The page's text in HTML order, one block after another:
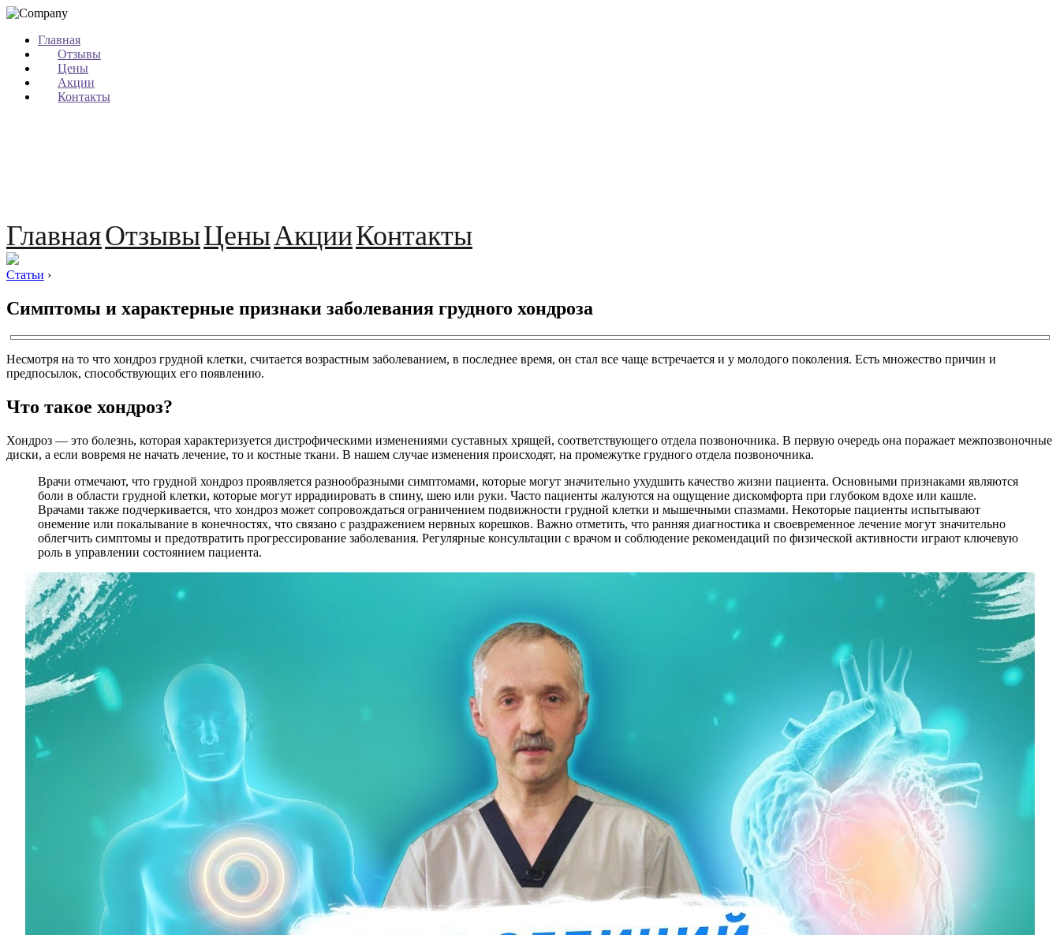
Главная
Отзывы
Цены
Акции
Контакты
ГлавнаяОтзывыЦеныАкцииКонтакты
Статьи ›
Симптомы и характерные признаки заболевания грудного хондроза
Несмотря на то что хондроз грудной клетки, считается возрастным заболеванием, в последнее время, он стал все чаще встречается и у молодого поколения. Есть множество причин и
предпосылок, способствующих его появлению.
Что такое хондроз?
Хондроз — это болезнь, которая характеризуется дистрофическими изменениями суставных хрящей, соответствующего отдела позвоночника. В первую очередь она поражает межпозвоночные
диски, а если вовремя не начать лечение, то и костные ткани. В нашем случае изменения происходят, на промежутке грудного отдела позвоночника.
Врачи отмечают, что грудной хондроз проявляется разнообразными симптомами, которые могут значительно ухудшить качество жизни пациента. Основными признаками являются
боли в области грудной клетки, которые могут иррадиировать в спину, шею или руки. Часто пациенты жалуются на ощущение дискомфорта при глубоком вдохе или кашле.
Врачами также подчеркивается, что хондроз может сопровождаться ограничением подвижности грудной клетки и мышечными спазмами. Некоторые пациенты испытывают
онемение или покалывание в конечностях, что связано с раздражением нервных корешков. Важно отметить, что ранняя диагностика и своевременное лечение могут значительно
облегчить симптомы и предотвратить прогрессирование заболевания. Регулярные консультации с врачом и соблюдение рекомендаций по физической активности играют ключевую
роль в управлении состоянием пациента.